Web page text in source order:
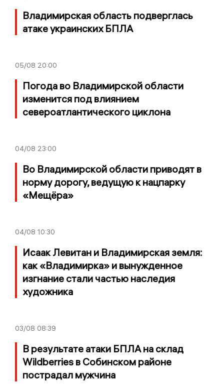
Владимирская область подверглась
атаке украинских БПЛА
05/08 20:00
Погода во Владимирской области
изменится под влиянием
североатлантического циклона
04/08 23:00
Во Владимирской области приводят в
норму дорогу, ведущую к нацпарку
«Мещёра»
04/08 10:30
Исаак Левитан и Владимирская земля:
как «Владимирка» и вынужденное
изгнание стали частью наследия
художника
03/08 08:39
В результате атаки БПЛА на склад
Wildberries в Собинском районе
пострадал мужчина